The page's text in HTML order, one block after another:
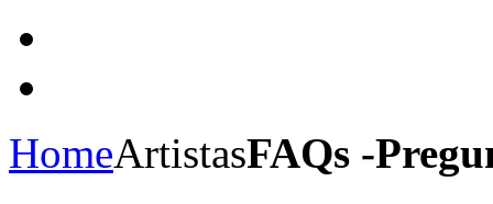
HomeArtistasFAQs -